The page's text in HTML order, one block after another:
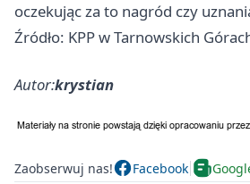
oczekując za to nagród czy
Źródło: KPP w Tarnowskich
Autor:krystian
Zaobserwuj nas! Facebook